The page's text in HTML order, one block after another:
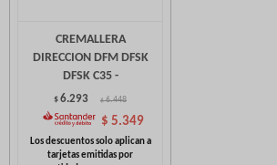
CREMALLERA
DIRECCION DFM DFSK
DFSK C35 -
$6.293 $ 6.448
$ 5.349